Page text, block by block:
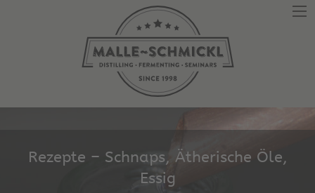
Rezepte – Schnaps, Ätherische Öle,
Essig